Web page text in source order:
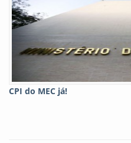
CPI do MEC já!